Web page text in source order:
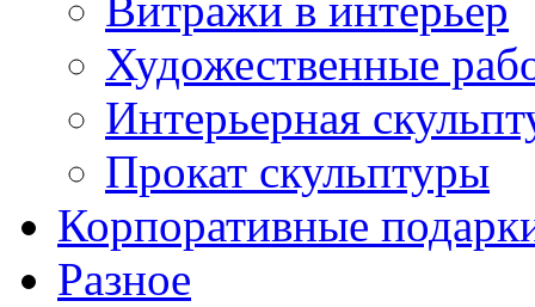
Витражи в интерьер
Художественные
Интерьерная
Прокат скульптуры
Корпоративные
Разное